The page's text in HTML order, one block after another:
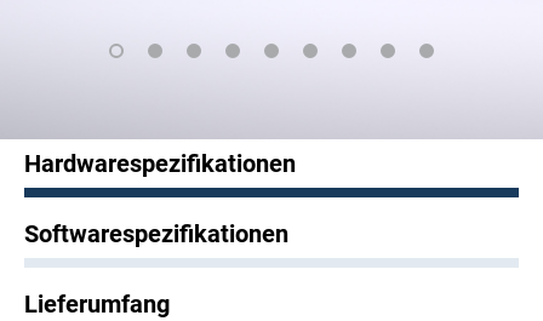
Hardwarespezifikationen
Softwarespezifikationen
Lieferumfang